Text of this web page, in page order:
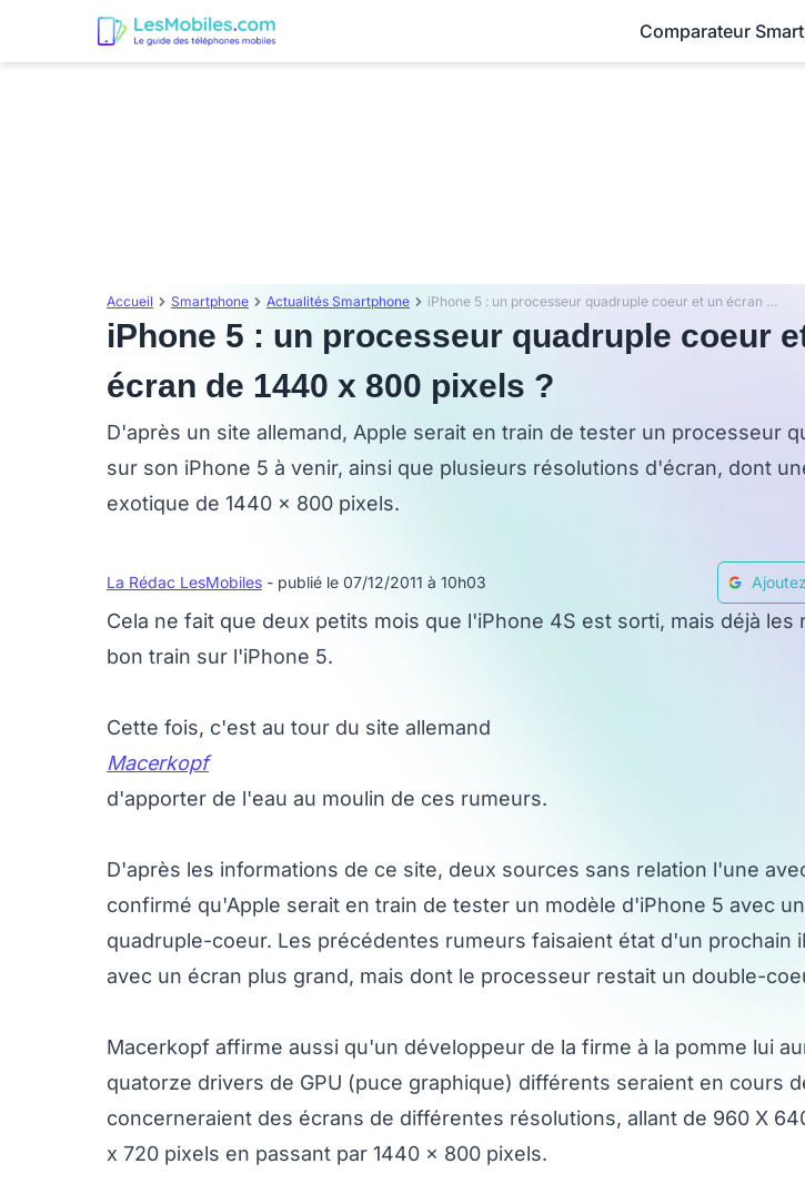
Comparateur
Accueil Smartphone Actualités Smartphone iPhone 5 : un processeur quadruple coeur et un écran de 1440 x 800 pixels ?
iPhone 5 : un processeur quadruple coeur
écran de 1440 x 800 pixels ?
D'après un site allemand, Apple serait en train de tester un processeur
sur son iPhone 5 à venir, ainsi que plusieurs résolutions d'écran, dont
exotique de 1440 x 800 pixels.
La Rédac LesMobiles - publié le 07/12/2011 à 10h03
Cela ne fait que deux petits mois que l'iPhone 4S est sorti, mais déjà les
bon train sur l'iPhone 5.
Cette fois, c'est au tour du site allemand
Macerkopf
d'apporter de l'eau au moulin de ces rumeurs.
D'après les informations de ce site, deux sources sans relation l'une
confirmé qu'Apple serait en train de tester un modèle d'iPhone 5 avec
quadruple-coeur. Les précédentes rumeurs faisaient état d'un prochain
avec un écran plus grand, mais dont le processeur restait un double-
Macerkopf affirme aussi qu'un développeur de la firme à la pomme lui
quatorze drivers de GPU (puce graphique) différents seraient en cours
concerneraient des écrans de différentes résolutions, allant de 960 X
x 720 pixels en passant par 1440 x 800 pixels.